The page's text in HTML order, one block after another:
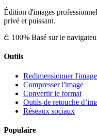
Édition d'images
privé et puissant.
100% Basé sur le
Outils
Redimensionner l'image
Compresser l'image
Convertir le format
Outils de retouche
Réseaux sociaux
Populaire